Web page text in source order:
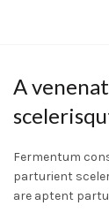
A
Fermentum
parturient
are aptent